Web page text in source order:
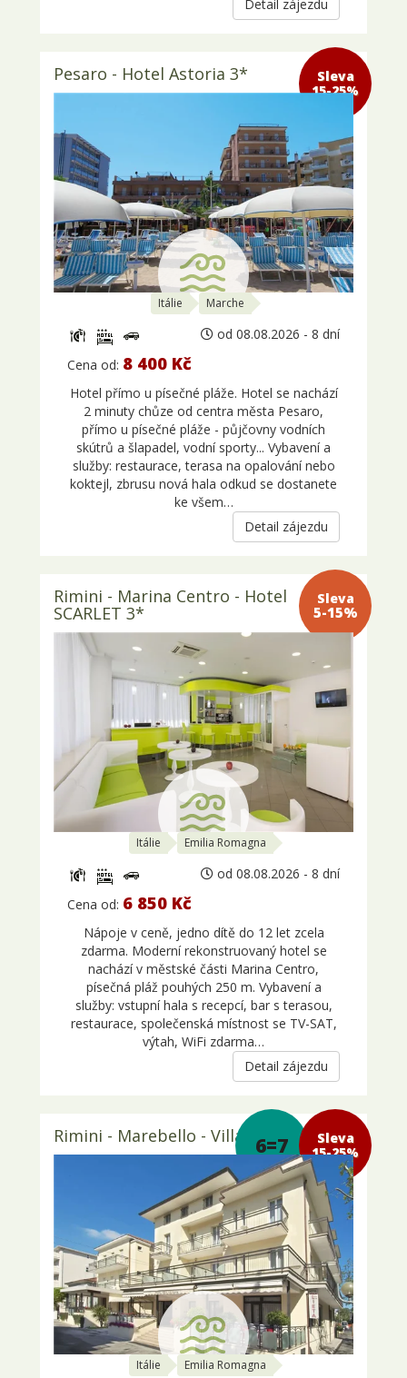
Detail zájezdu
Sleva 15-
25%
Pesaro - Hotel Astoria 3*
Itálie Marche
od 08.08.2026 - 8 dní
Cena od: 8 400 Kč
Hotel přímo u písečné pláže. Hotel se nachází
2 minuty chůze od centra města Pesaro,
přímo u písečné pláže - půjčovny vodních
skútrů a šlapadel, vodní sporty... Vybavení a
služby: restaurace, terasa na opalování nebo
koktejl, zbrusu nová hala odkud se dostanete
ke všem…
Detail zájezdu
Sleva 5-
15%
Rimini - Marina Centro - Hotel
SCARLET 3*
Itálie Emilia Romagna
od 08.08.2026 - 8 dní
Cena od: 6 850 Kč
Nápoje v ceně, jedno dítě do 12 let zcela
zdarma. Moderní rekonstruovaný hotel se
nachází v městské části Marina Centro,
písečná pláž pouhých 250 m. Vybavení a
služby: vstupní hala s recepcí, bar s terasou,
restaurace, společenská místnost se TV-SAT,
výtah, WiFi zdarma…
Detail zájezdu
6=7
Sleva 15-
25%
Rimini - Marebello - Villa Lieta 3*
Itálie Emilia Romagna